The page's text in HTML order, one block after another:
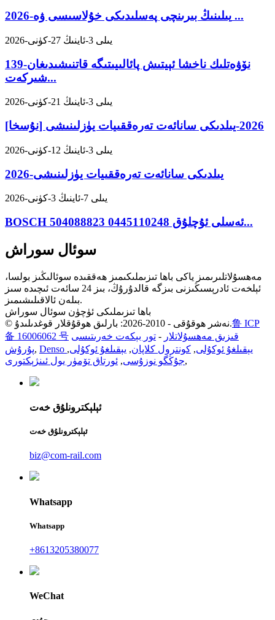
2026-يىلىنىڭ بىرىنچى پەسلىدىكى خۇلاسىسى ۋە ...
2026-يىلى 3-ئاينىڭ 27-كۈنى
139-نۆۋەتلىك ناخشا ئېيتىش پائالىيىتىگە قاتنىشىدىغان
شىركەت...
2026-يىلى 3-ئاينىڭ 21-كۈنى
[نۇسخا] 2026-يىلدىكى سانائەت تەرەققىيات يۈزلىنىشى
2026-يىلى 3-ئاينىڭ 12-كۈنى
2026-يىلدىكى سانائەت تەرەققىيات يۈزلىنىشى
2026-يىلى 7-ئاينىڭ 3-كۈنى
BOSCH ئەسلى ئۇچلۇق 0445110248 504088823...
سوئال سوراش
مەھسۇلاتلىرىمىز ياكى باھا تىزىملىكىمىز ھەققىدە سوئالىڭىز بولسا،
ئېلخەت ئادرېسىڭىزنى بىزگە قالدۇرۇڭ، بىز 24 سائەت ئىچىدە سىز
بىلەن ئالاقىلىشىمىز.
باھا تىزىملىكى ئۈچۈن سوئال سوراش
© نەشر ھوقۇقى - 2010-2026: بارلىق ھوقۇقلار قوغدىلىدۇ.鲁 ICP
备 16006062 号
قىزىق مەھسۇلاتلار - تور بېكەت خەرىتىسى
پۇرۇش, Denso يېقىلغۇ ئوكۇلى, كونترول كلاپان, يېقىلغۇ ئوكۇلى,
جۇڭگو نوزۇسى, ئورتاق تۆمۈر يول ئىنژېكتورى ,
ئېلېكترونلۇق خەت
ئېلېكترونلۇق خەت
biz@com-rail.com
Whatsapp
Whatsapp
+8613205380077
WeChat